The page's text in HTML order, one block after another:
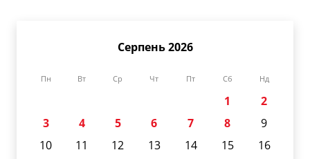
Серпень 2026
Пн Вт Ср Чт Пт Сб Нд
1
2
3
4 5 6 7 8
9
10
11 12 13 14 15
16